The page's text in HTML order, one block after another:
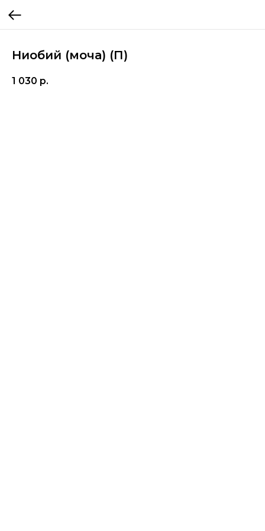
Ниобий (моча) (П)
1 030 р.